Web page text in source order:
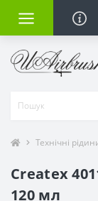
Технічні
Createx
120 мл